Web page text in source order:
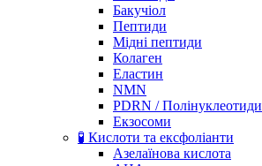
Бакучіол
Пептиди
Мідні пептиди
Колаген
Еластин
NMN
PDRN / Полінуклеотиди
Екзосоми
🧪 Кислоти та ексфоліанти
Азелаїнова кислота